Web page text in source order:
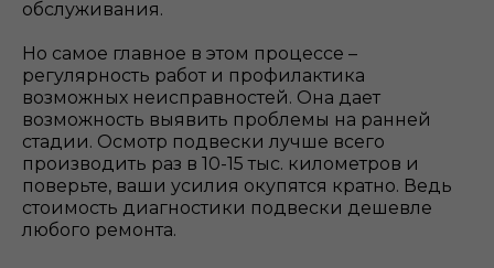
обслуживания.
Но самое главное в этом процессе –
регулярность работ и профилактика
возможных неисправностей. Она дает
возможность выявить проблемы на ранней
стадии. Осмотр подвески лучше всего
производить раз в 10-15 тыс. километров и
поверьте, ваши усилия окупятся кратно. Ведь
стоимость диагностики подвески дешевле
любого ремонта.